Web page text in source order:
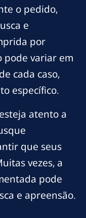
o pedido,
e
por
pode variar em
cada caso,
específico.
atento a
que seus
vezes, a
pode
e apreensão.